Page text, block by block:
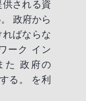
される資
政府から
ばならな
ーク イン
た 政府の
る。 を利